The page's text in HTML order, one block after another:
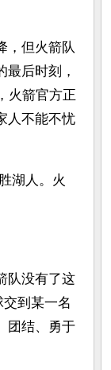
，但火箭队
后时刻，
火箭官方正
人不能不忧
湖人。火
队没有了这
到某一名
团结、勇于